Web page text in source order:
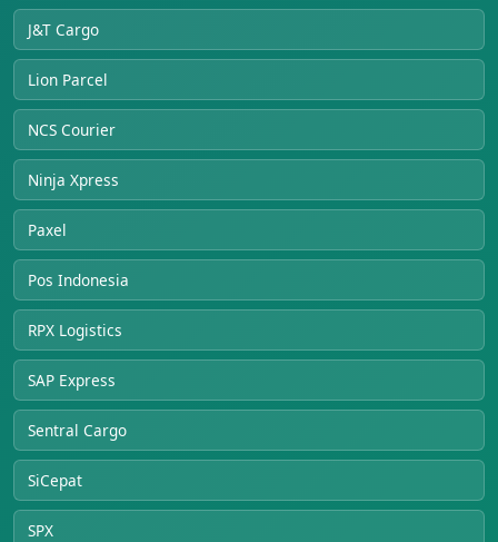
J&T Cargo
Lion Parcel
NCS Courier
Ninja Xpress
Paxel
Pos Indonesia
RPX Logistics
SAP Express
Sentral Cargo
SiCepat
SPX